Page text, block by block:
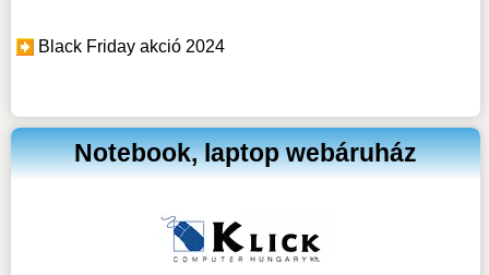
Black Friday akció 2024
Notebook, laptop webáruház